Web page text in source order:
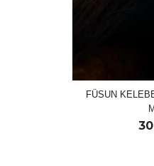
FÜSUN